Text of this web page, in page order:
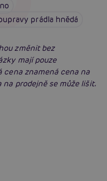
prádla hnědá
změnit bez
mají pouze
znamená cena na
prodejně se může lišit.
Sexiomů